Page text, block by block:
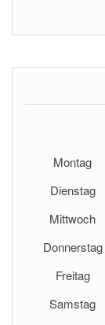
Montag
Dienstag
Mittwoch
Donnerstag
Freitag
Samstag